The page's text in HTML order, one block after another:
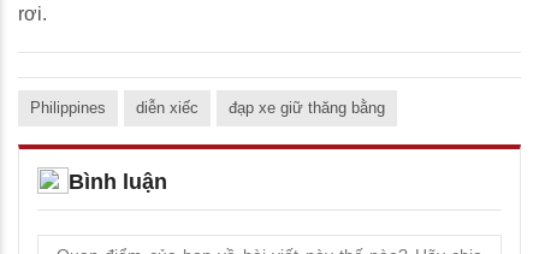
rơi.
Philippines diễn xiếc đạp xe giữ thăng bằng
Bình luận